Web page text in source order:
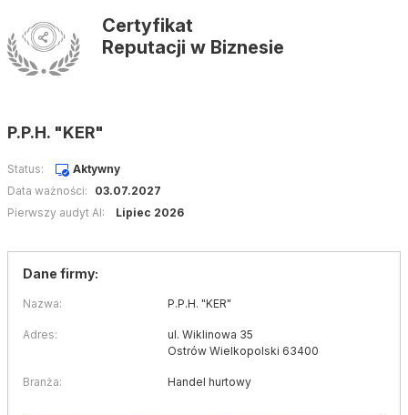
Certyfikat
Reputacji w Biznesie
P.P.H. "KER"
Status:
Aktywny
Data ważności:
03.07.2027
Pierwszy audyt AI:
Lipiec 2026
Dane firmy:
Nazwa: P.P.H. "KER"
Adres:
ul. Wiklinowa 35
Ostrów Wielkopolski 63400
Branża: Handel hurtowy